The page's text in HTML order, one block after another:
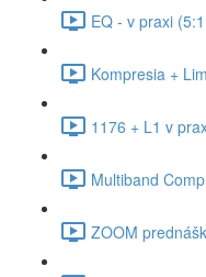
EQ - v praxi
Kompresia +
1176 + L1 v
Multiband
ZOOM